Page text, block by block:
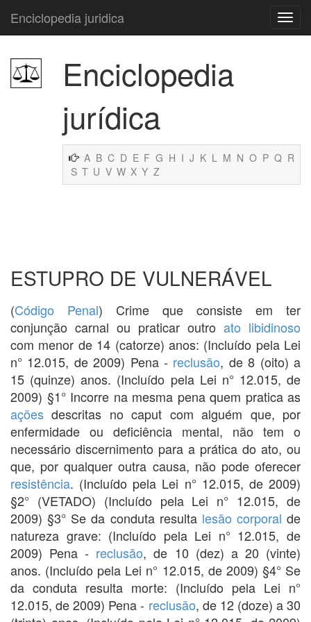
Enciclopedia juridica
Enciclopedia
jurídica
A B C D E F G H I J K L M N O P Q R
S T U V W X Y Z
ESTUPRO DE VULNERÁVEL
(Código Penal) Crime que consiste em ter
conjunção carnal ou praticar outro ato libidinoso
com menor de 14 (catorze) anos: (Incluído pela Lei
n° 12.015, de 2009) Pena - reclusão, de 8 (oito) a
15 (quinze) anos. (Incluído pela Lei n° 12.015, de
2009) §1° Incorre na mesma pena quem pratica as
ações descritas no caput com alguém que, por
enfermidade ou deficiência mental, não tem o
necessário discernimento para a prática do ato, ou
que, por qualquer outra causa, não pode oferecer
resistência. (Incluído pela Lei n° 12.015, de 2009)
§2° (VETADO) (Incluído pela Lei n° 12.015, de
2009) §3° Se da conduta resulta lesão corporal de
natureza grave: (Incluído pela Lei n° 12.015, de
2009) Pena - reclusão, de 10 (dez) a 20 (vinte)
anos. (Incluído pela Lei n° 12.015, de 2009) §4° Se
da conduta resulta morte: (Incluído pela Lei n°
12.015, de 2009) Pena - reclusão, de 12 (doze) a 30